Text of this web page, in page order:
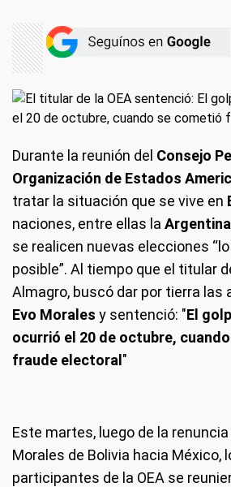
Durante la reunión del Consejo
Organización de Estados
tratar la situación que se vive en
naciones, entre ellas la Argentina
se realicen nuevas elecciones
posible”. Al tiempo que el titular
Almagro, buscó dar por tierra las
Evo Morales y sentenció: "El
ocurrió el 20 de octubre,
fraude electoral "
Este martes, luego de la
Morales de Bolivia hacia México,
participantes de la OEA se